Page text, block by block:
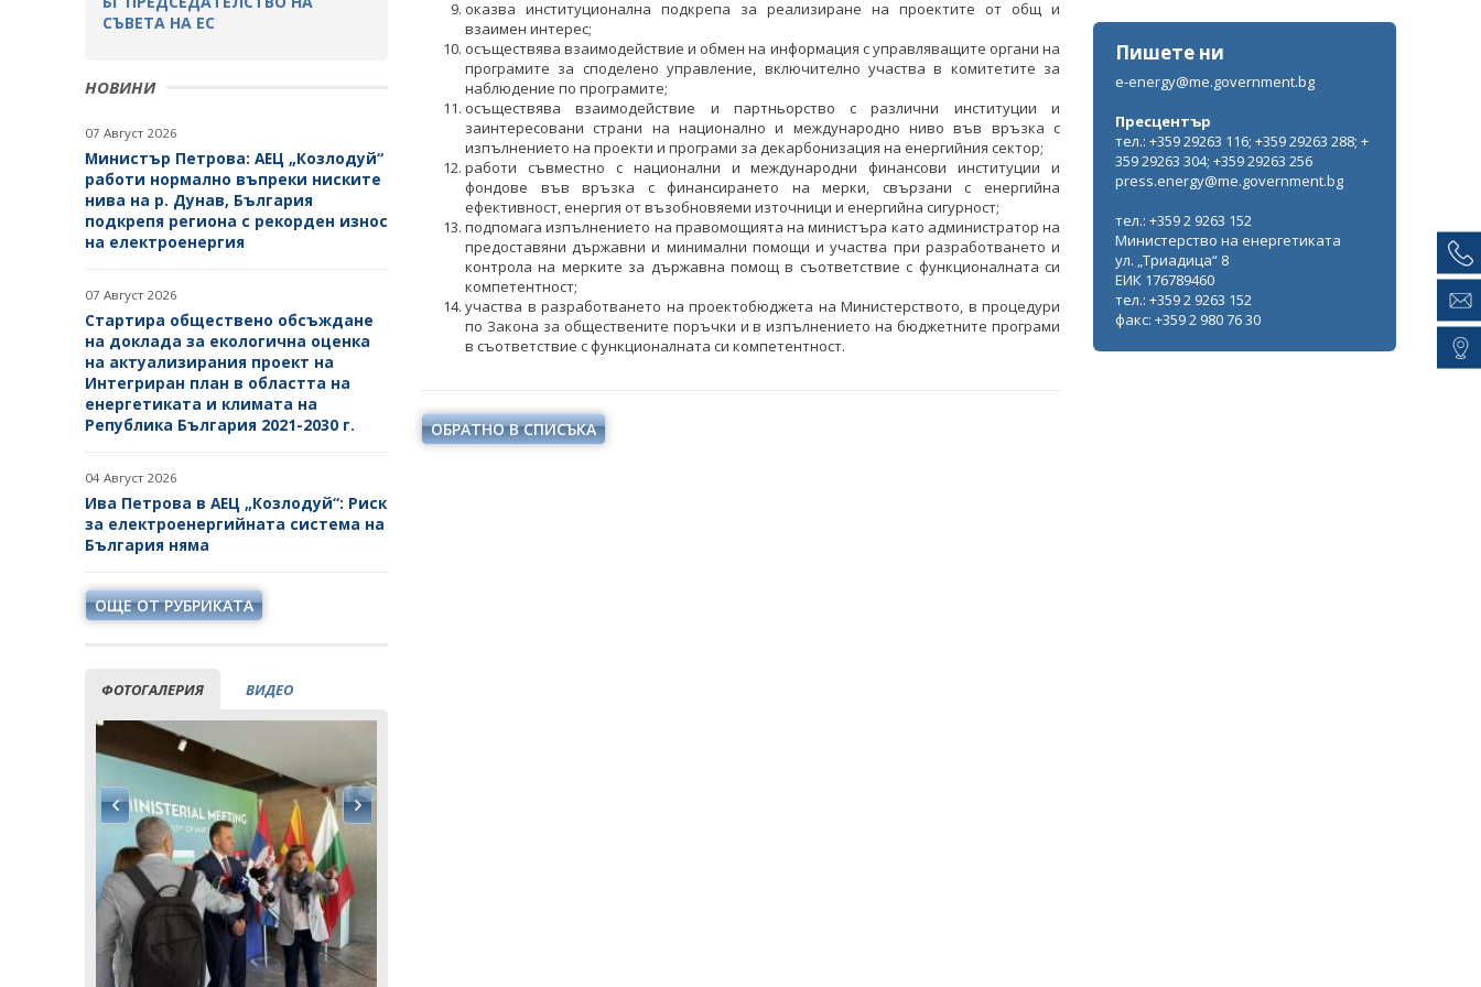
ИЗБОР НА РЪКОВОДНИ
ОРГАНИ НА ЕНЕРГИЙНИТЕ
СТУДЕНТСКИ СТАЖОВЕ В
АДМИНИСТРАЦИЯ
ПОСТАНОВЛЕНИЯ
ПРАВИЛНИЦИ
ЗАПОВЕДИ И АКТОВЕ
УЧАСТИЕ
БИЗНЕС ОРГАНИЗАЦИИ
СЪВЕТА НА ЕС
НОВИНИ
07 Август 2026
Министър Петрова: АЕЦ „Козлодуй“
работи нормално въпреки ниските
нива на р. Дунав, България
подкрепя региона с рекорден износ
на електроенергия
07 Август 2026
Стартира обществено обсъждане
на доклада за екологична оценка
на актуализирания проект на
Интегриран план в областта на
енергетиката и климата на
Република България 2021-2030 г.
04 Август 2026
Ива Петрова в АЕЦ „Козлодуй“: Риск
за електроенергийната система на
България няма
ОЩЕ ОТ РУБРИКАТА
ФОТОГАЛЕРИЯ ВИДЕО
оказва институционална подкрепа за реализиране на проектите от общ и
взаимен интерес;
осъществява взаимодействие и обмен на информация с управляващите органи на
програмите за споделено управление, включително участва в комитетите за
наблюдение по програмите;
осъществява взаимодействие и партньорство с различни институции и
заинтересовани страни на национално и международно ниво във връзка с
изпълнението на проекти и програми за декарбонизация на енергийния сектор;
работи съвместно с национални и международни финансови институции и
фондове във връзка с финансирането на мерки, свързани с енергийна
ефективност, енергия от възобновяеми източници и енергийна сигурност;
подпомага изпълнението на правомощията на министъра като администратор на
предоставяни държавни и минимални помощи и участва при разработването и
контрола на мерките за държавна помощ в съответствие с функционалната си
компетентност;
участва в разработването на проектобюджета на Министерството, в процедури
по Закона за обществените поръчки и в изпълнението на бюджетните програми
в съответствие с функционалната си компетентност.
ОБРАТНО В СПИСЪКА
Пишете ни
e-energy@me.government.bg
Пресцентър
тел.: +359 29263 116; +359 29263 288; +
359 29263 304; +359 29263 256
press.energy@me.government.bg
тел.: +359 2 9263 152
Министерство на енергетиката
ул. „Триадица“ 8
ЕИК 176789460
тел.: +359 2 9263 152
факс: +359 2 980 76 30